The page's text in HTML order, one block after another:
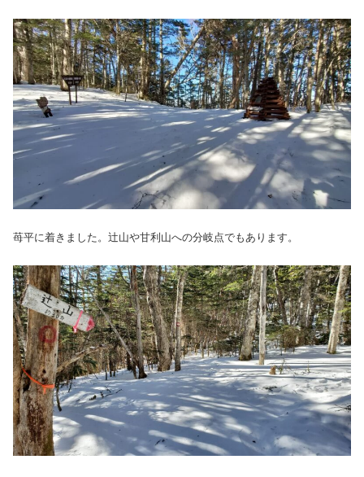
苺平に着きました。辻山や甘利山への分岐点でもあります。